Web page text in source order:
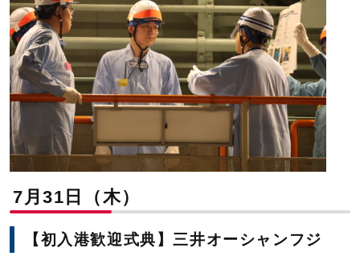
7月31日（木）
【初入港歓迎式典】三井オーシャンフジ